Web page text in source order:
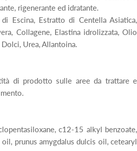
rigenerante ed idratante.
Escina, Estratto di Centella Asiatica,
Collagene, Elastina idrolizzata, Olio
Urea, Allantoina.
di prodotto sulle aree da trattare e
c12-15 alkyl benzoate,
prunus amygdalus dulcis oil, cetearyl